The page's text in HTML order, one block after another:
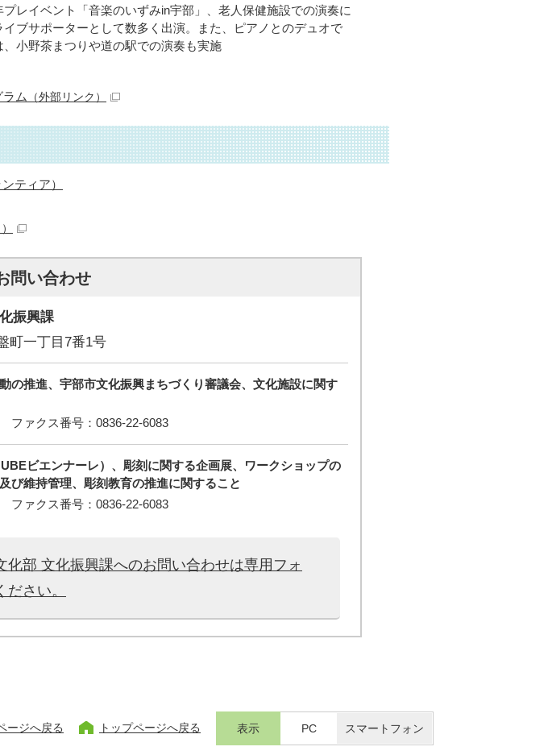
プレイベント「音楽のいずみin宇部」、老人保健施設での演奏に
イブサポーターとして数多く出演。また、ピアノとのデュオで
、小野茶まつりや道の駅での演奏も実施
ム （外部リンク）
ティア）
問い合わせ
振興課
町一丁目7番1号
の推進、宇部市文化振興まちづくり審議会、文化施設に関す
ファクス番号：0836-22-6083
ビエンナーレ）、彫刻に関する企画展、ワークショップの
び維持管理、彫刻教育の推進に関すること
ファクス番号：0836-22-6083
化部 文化振興課へのお問い合わせは専用フォ
さい。
ージへ戻る トップページへ戻る 表示 PC スマートフォン